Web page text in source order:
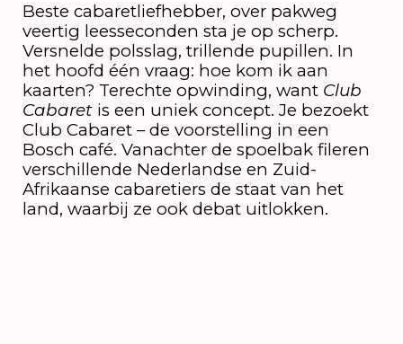
Beste cabaretliefhebber, over pakweg
veertig leesseconden sta je op scherp.
Versnelde polsslag, trillende pupillen. In
het hoofd één vraag: hoe kom ik aan
kaarten? Terechte opwinding, want Club
Cabaret is een uniek concept. Je bezoekt
Club Cabaret – de voorstelling in een
Bosch café. Vanachter de spoelbak fileren
verschillende Nederlandse en Zuid-
Afrikaanse cabaretiers de staat van het
land, waarbij ze ook debat uitlokken.